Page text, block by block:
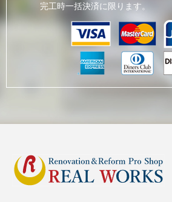
完工時一括決済に限ります。